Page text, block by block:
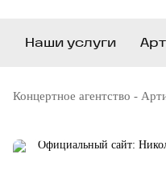
Наши услуги
Концертное агентство -